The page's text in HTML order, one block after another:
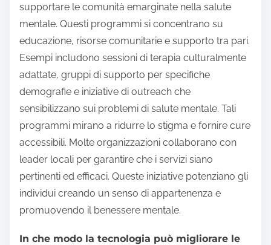
supportare le comunità emarginate nella salute
mentale. Questi programmi si concentrano su
educazione, risorse comunitarie e supporto tra pari.
Esempi includono sessioni di terapia culturalmente
adattate, gruppi di supporto per specifiche
demografie e iniziative di outreach che
sensibilizzano sui problemi di salute mentale. Tali
programmi mirano a ridurre lo stigma e fornire cure
accessibili. Molte organizzazioni collaborano con
leader locali per garantire che i servizi siano
pertinenti ed efficaci. Queste iniziative potenziano gli
individui creando un senso di appartenenza e
promuovendo il benessere mentale.
In che modo la tecnologia può migliorare le